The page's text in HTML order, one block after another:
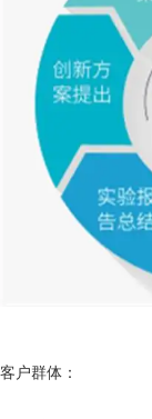
客户群体：